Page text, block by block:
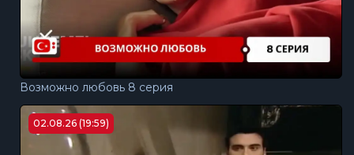
Возможно любовь 8 серия
02.08.26 (19:59)